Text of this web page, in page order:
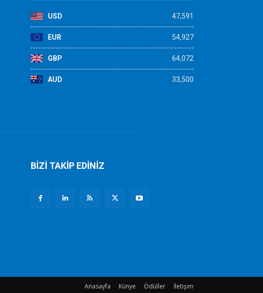
USD 47,591
EUR 54,927
GBP 64,072
AUD 33,500
BİZİ TAKİP EDİNİZ
Anasayfa Künye Ödüller İletişim